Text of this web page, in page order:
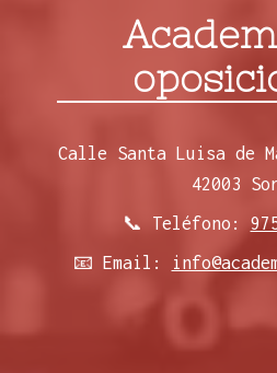
Calle Santa Luisa de
42003
📞 Teléfono:
📧 Email: